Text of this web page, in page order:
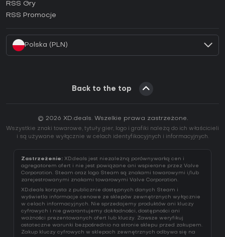
RSS Gry
RSS Promocje
Polska (PLN)
Back to the top
© 2026 XD.deals. Wszelkie prawa zastrzeżone.
Wszystkie znaki towarowe, tytuły gier, logo i grafiki należą do ich właścicieli
i są używane wyłącznie w celach identyfikacyjnych i informacyjnych.
Zastrzeżenie: XD.deals jest niezależną porównywarką cen i
agregatorem ofert i nie jest powiązane ani wspierane przez Valve
Corporation. Steam oraz logo Steam są znakami towarowymi i/lub
zarejestrowanymi znakami towarowymi Valve Corporation.
XD.deals korzysta z publicznie dostępnych danych Steam i
wyświetla informacje cenowe ze sklepów zewnętrznych wyłącznie
w celach informacyjnych. Nie sprzedajemy produktów ani kluczy
cyfrowych i nie gwarantujemy dokładności, dostępności ani
ważności prezentowanych ofert lub kluczy. Zawsze weryfikuj
ostateczne warunki bezpośrednio na stronie sklepu przed zakupem.
Zakup kluczy cyfrowych w sklepach zewnętrznych odbywa się na